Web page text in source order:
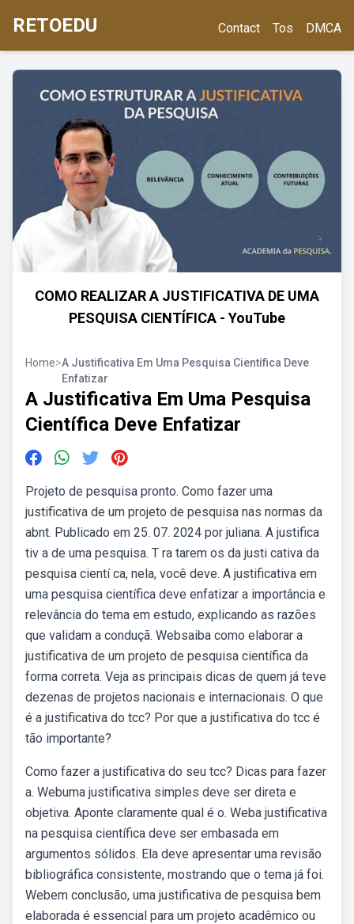
RETOEDU Contact Tos DMCA
COMO REALIZAR A JUSTIFICATIVA DE UMA
PESQUISA CIENTÍFICA - YouTube
Home>A Justificativa Em Uma Pesquisa Científica Deve
Enfatizar
A Justificativa Em Uma Pesquisa
Científica Deve Enfatizar
Projeto de pesquisa pronto. Como fazer uma
justificativa de um projeto de pesquisa nas normas da
abnt. Publicado em 25. 07. 2024 por juliana. A justifica
tiv a de uma pesquisa. T ra tarem os da justi cativa da
pesquisa cientí ca, nela, você deve. A justificativa em
uma pesquisa científica deve enfatizar a importância e
relevância do tema em estudo, explicando as razões
que validam a conduçã. Websaiba como elaborar a
justificativa de um projeto de pesquisa científica da
forma correta. Veja as principais dicas de quem já teve
dezenas de projetos nacionais e internacionais. O que
é a justificativa do tcc? Por que a justificativa do tcc é
tão importante?
Como fazer a justificativa do seu tcc? Dicas para fazer
a. Webuma justificativa simples deve ser direta e
objetiva. Aponte claramente qual é o. Weba justificativa
na pesquisa científica deve ser embasada em
argumentos sólidos. Ela deve apresentar uma revisão
bibliográfica consistente, mostrando que o tema já foi.
Webem conclusão, uma justificativa de pesquisa bem
elaborada é essencial para um projeto acadêmico ou